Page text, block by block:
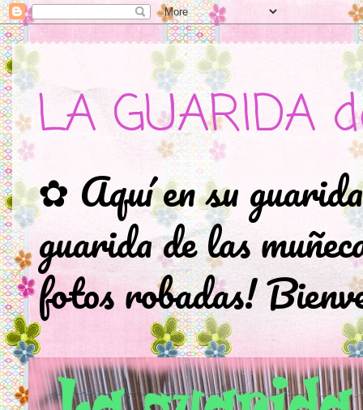
LA GUARIDA
✿ Aquí en su
guarida de las
fotos robadas!